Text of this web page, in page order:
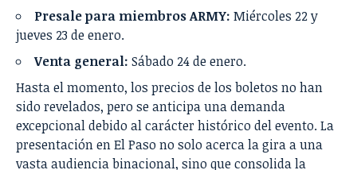
Presale para miembros ARMY: Miércoles 22 y
jueves 23 de enero.
Venta general: Sábado 24 de enero.
Hasta el momento, los precios de los boletos no han
sido revelados, pero se anticipa una demanda
excepcional debido al carácter histórico del evento. La
presentación en El Paso no solo acerca la gira a una
vasta audiencia binacional, sino que consolida la